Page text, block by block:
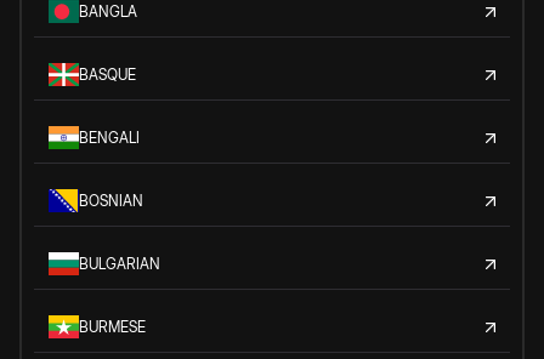
BANGLA
BASQUE
BENGALI
BOSNIAN
BULGARIAN
BURMESE